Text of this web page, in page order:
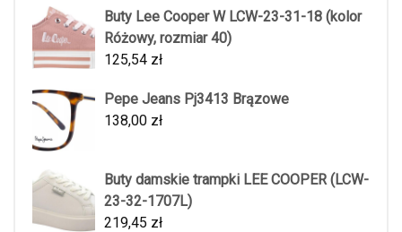
Buty Lee Cooper W LCW-23-31-18 (kolor
Różowy, rozmiar 40)
125,54 zł
Pepe Jeans Pj3413 Brązowe
138,00 zł
Buty damskie trampki LEE COOPER (LCW-
23-32-1707L)
219,45 zł